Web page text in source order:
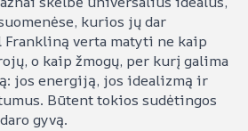
kurios jų dar
Frankliną verta matyti ne kaip
o kaip žmogų, per kurį galima
jos energiją, jos idealizmą ir
Būtent tokios sudėtingos
gyvą.